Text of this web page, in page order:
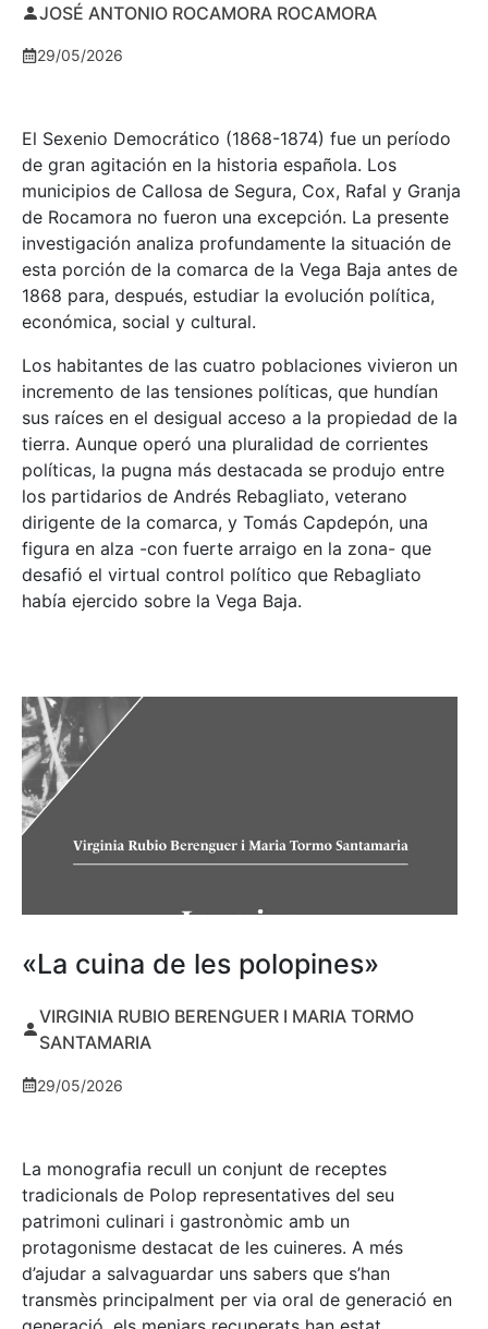
JOSÉ ANTONIO ROCAMORA ROCAMORA
29/05/2026
El Sexenio Democrático (1868-1874) fue un período
de gran agitación en la historia española. Los
municipios de Callosa de Segura, Cox, Rafal y Granja
de Rocamora no fueron una excepción. La presente
investigación analiza profundamente la situación de
esta porción de la comarca de la Vega Baja antes de
1868 para, después, estudiar la evolución política,
económica, social y cultural.
Los habitantes de las cuatro poblaciones vivieron un
incremento de las tensiones políticas, que hundían
sus raíces en el desigual acceso a la propiedad de la
tierra. Aunque operó una pluralidad de corrientes
políticas, la pugna más destacada se produjo entre
los partidarios de Andrés Rebagliato, veterano
dirigente de la comarca, y Tomás Capdepón, una
figura en alza -con fuerte arraigo en la zona- que
desafió el virtual control político que Rebagliato
había ejercido sobre la Vega Baja.
«La cuina de les polopines»
VIRGINIA RUBIO BERENGUER I MARIA TORMO
SANTAMARIA
29/05/2026
La monografia recull un conjunt de receptes
tradicionals de Polop representatives del seu
patrimoni culinari i gastronòmic amb un
protagonisme destacat de les cuineres. A més
d’ajudar a salvaguardar uns sabers que s’han
transmès principalment per via oral de generació en